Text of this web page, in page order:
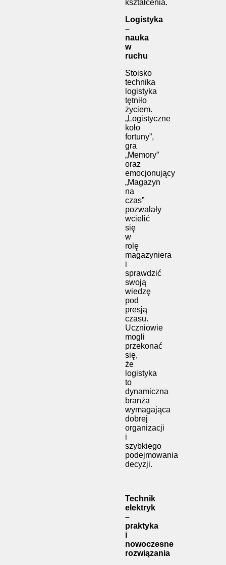
kształcenia.
Logistyka
–
nauka
w
ruchu
Stoisko
technika
logistyka
tętniło
życiem.
„Logistyczne
koło
fortuny”,
gra
„Memory”
oraz
emocjonujący
„Magazyn
na
czas”
pozwalały
wcielić
się
w
rolę
magazyniera
i
sprawdzić
swoją
wiedzę
pod
presją
czasu.
Uczniowie
mogli
przekonać
się,
że
logistyka
to
dynamiczna
branża
wymagająca
dobrej
organizacji
i
szybkiego
podejmowania
decyzji.
Technik
elektryk
–
praktyka
i
nowoczesne
rozwiązania